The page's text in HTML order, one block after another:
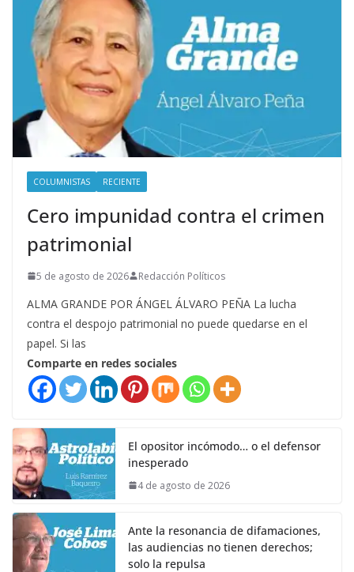
COLUMNISTAS RECIENTE
Cero impunidad contra el crimen
patrimonial
5 de agosto de 2026 Redacción Políticos
ALMA GRANDE POR ÁNGEL ÁLVARO PEÑA La lucha
contra el despojo patrimonial no puede quedarse en el
papel. Si las
Comparte en redes sociales
El opositor incómodo… o el defensor
inesperado
4 de agosto de 2026
Ante la resonancia de difamaciones,
las audiencias no tienen derechos;
solo la repulsa